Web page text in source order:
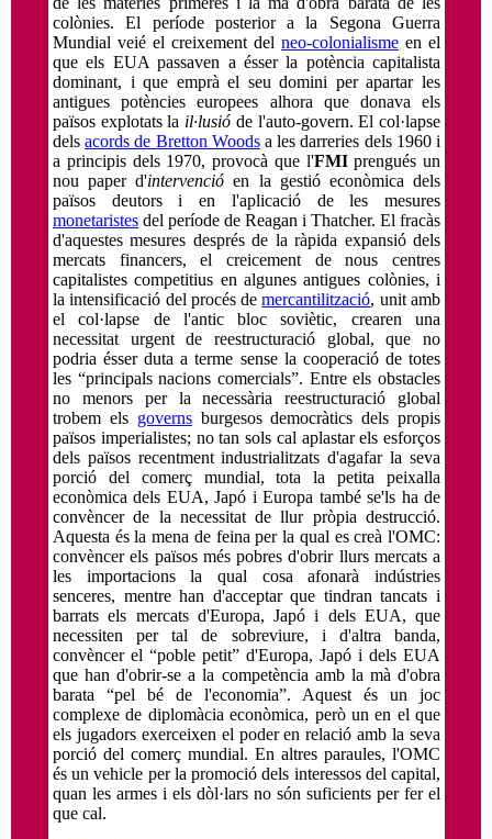
colònies. El període posterior a la Segona Guerra
Mundial veié el creixement del neo-colonialisme en el
que els EUA passaven a ésser la potència capitalista
dominant, i que emprà el seu domini per apartar les
antigues potències europees alhora que donava els
països explotats la il·lusió de l'auto-govern. El col·lapse
delsacords de Bretton Woodsa les darreries dels 1960 i
a principis dels 1970, provocà que l'FMIprengués un
nou paper d'intervencióen la gestió econòmica dels
països deutors i en l'aplicació de les mesures
monetaristes del període de Reagan i Thatcher. El fracàs
d'aquestes mesures després de la ràpida expansió dels
mercats financers, el creicement de nous centres
capitalistes competitius en algunes antigues colònies, i
la intensificació del procés demercantilització, unit amb
el col·lapse de l'antic bloc soviètic, crearen una
necessitat urgent de reestructuració global, que no
podria ésser duta a terme sense la cooperació de totes
les “principals nacions comercials”. Entre els obstacles
no menors per la necessària reestructuració global
trobem els governsburgesos democràtics dels propis
països imperialistes; no tan sols cal aplastar els esforços
dels països recentment industrialitzats d'agafar la seva
porció del comerç mundial, tota la petita peixalla
econòmica dels EUA, Japó i Europa també se'ls ha de
convèncer de la necessitat de llur pròpia destrucció.
Aquesta és la mena de feina per la qual es creà l'OMC:
convèncer els països més pobres d'obrir llurs mercats a
les importacions la qual cosa afonarà indústries
senceres, mentre han d'acceptar que tindran tancats i
barrats els mercats d'Europa, Japó i dels EUA, que
necessiten per tal de sobreviure, i d'altra banda,
convèncer el “poble petit” d'Europa, Japó i dels EUA
que han d'obrir-se a la competència amb la mà d'obra
barata “pel bé de l'economia”. Aquest és un joc
complexe de diplomàcia econòmica, però un en el que
els jugadors exerceixen el poder en relació amb la seva
porció del comerç mundial. En altres paraules, l'OMC
és un vehicle per la promoció dels interessos del capital,
quan les armes i els dòl·lars no són suficients per fer el
que cal.